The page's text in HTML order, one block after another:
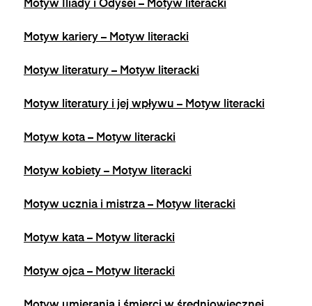
Motyw Iliady i Odysei – Motyw literacki
Motyw kariery – Motyw literacki
Motyw literatury – Motyw literacki
Motyw literatury i jej wpływu – Motyw literacki
Motyw kota – Motyw literacki
Motyw kobiety – Motyw literacki
Motyw ucznia i mistrza – Motyw literacki
Motyw kata – Motyw literacki
Motyw ojca – Motyw literacki